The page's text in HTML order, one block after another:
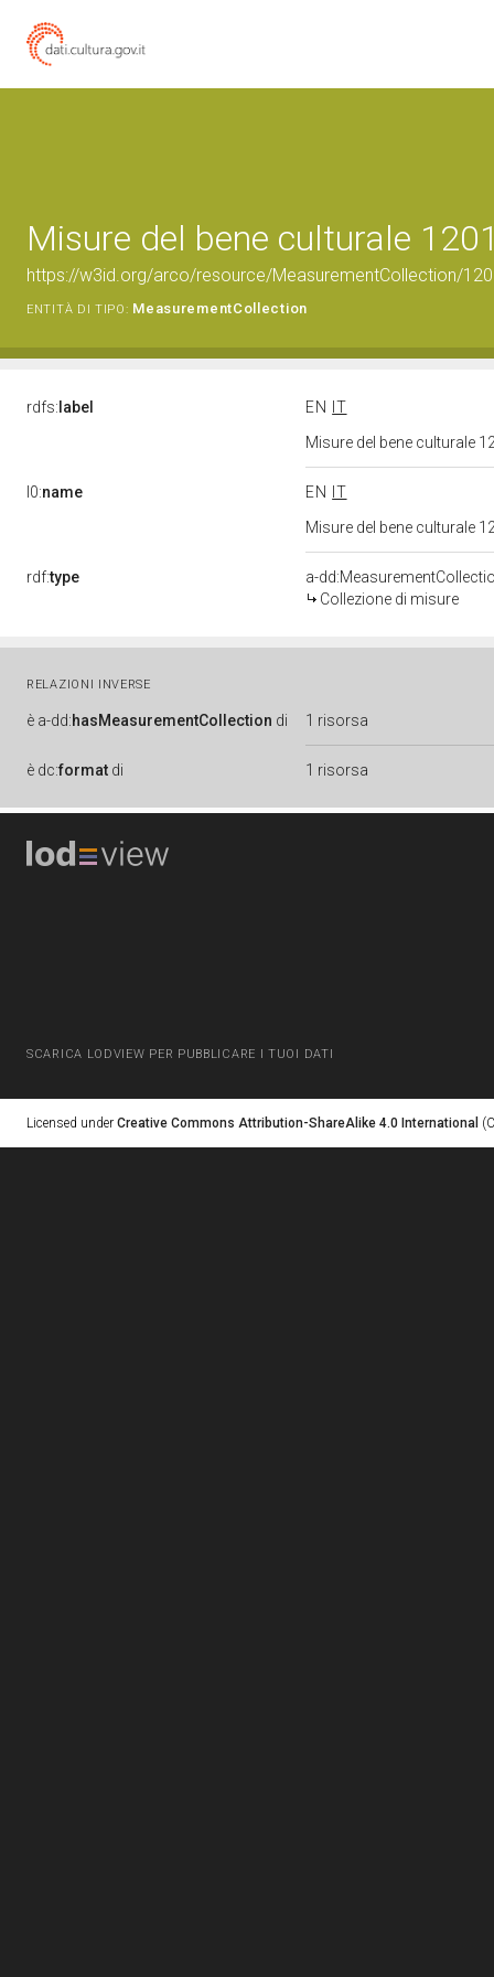
Misure del bene culturale
https://w3id.org/arco/resource/MeasurementCollection/
ENTITÀ DI TIPO: MeasurementCollection
rdfs: label EN
IT
Misure del bene culturale
l0:name EN
IT
Misure del bene culturale
rdf:type
a-
Collezione di misure
RELAZIONI INVERSE
è a-dd:hasMeasurementCollection di 1 risorsa
è dc:format di 1 risorsa
SCARICA LODVIEW PER PUBBLICARE I TUOI DATI
Licensed under Creative Commons Attribution-ShareAlike 4.0 International